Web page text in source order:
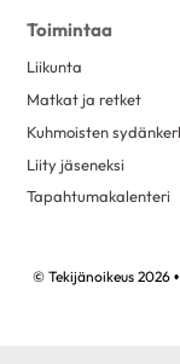
Toimintaa
Liikunta
Matkat ja retket
Kuhmoisten
Liity jäseneksi
Tapahtumakalenteri
© Tekijänoikeus 2026